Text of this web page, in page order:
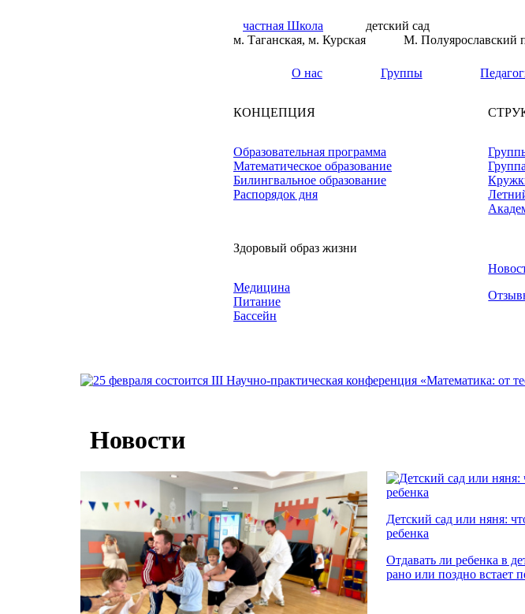
частная Школа
детский сад
м. Таганская, м. Курская
М. Полуярославский
О нас Группы
КОНЦЕПЦИЯ
Образовательная программа
Математическое образование
Билингвальное образование
Распорядок дня
Здоровый образ жизни
Медицина
Питание
Бассейн
Новости
Детский сад или няня:
ребенка
Отдавать ли ребенка в
рано или поздно встает